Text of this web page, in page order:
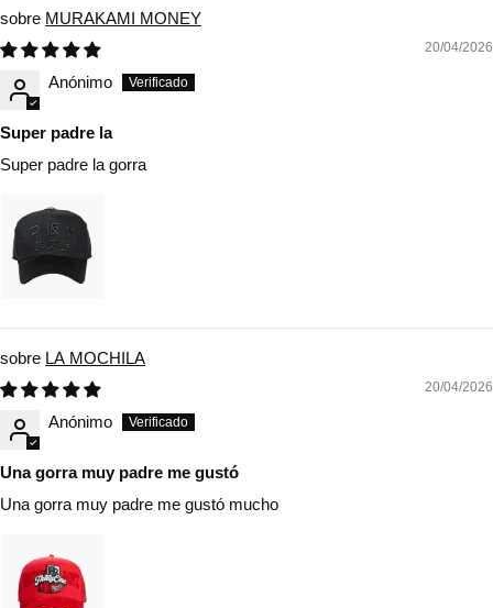
MURAKAMI MONEY
20/04/2026
Anónimo
Super padre la
Super padre la gorra
LA MOCHILA
20/04/2026
Anónimo
Una gorra muy padre me gustó
Una gorra muy padre me gustó mucho